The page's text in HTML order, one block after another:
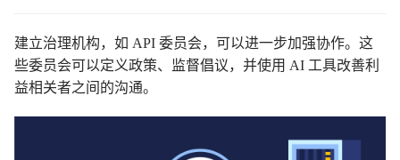
建立治理机构，如 API 委员会，可以进一步加强协作。这
些委员会可以定义政策、监督倡议，并使用 AI 工具改善利
益相关者之间的沟通。